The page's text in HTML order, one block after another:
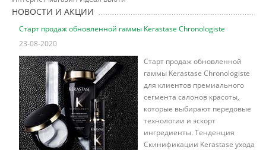
НОВОСТИ И АКЦИИ
Старт продаж обновленной гаммы Kerastase Chronologiste
23-08-2020
Старт продаж обновленной
гаммы Kerastase Chronologiste
для клиентов премиального
сегмента салонов красоты,
которые выбирают передовые
технологии и эскорт
ингредиенты. Тенденция
Скинификации Kerastase ухода